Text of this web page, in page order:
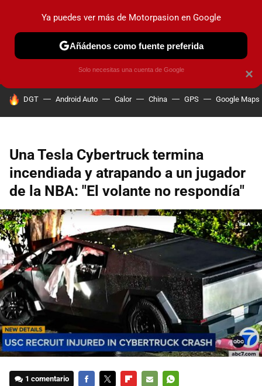
PRUEBAS COCHES ELÉCTRICOS OBSERVATORIO
HOY SE HABLA DE
DGT Android Auto Calor China GPS Google Maps
Una Tesla Cybertruck termina
incendiada y atrapando a un jugador
de la NBA: "El volante no respondía"
1 comentario
×
Ya puedes ver más de Motorpasion en Google
Añádenos como fuente preferida
Solo necesitas una cuenta de Google